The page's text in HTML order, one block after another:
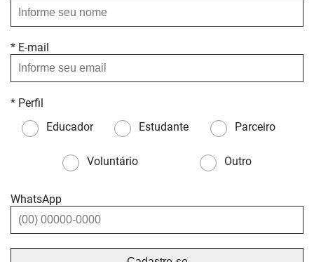
* E-mail
* Perfil
Educador
Estudante Parceiro
Voluntário Outro
WhatsApp